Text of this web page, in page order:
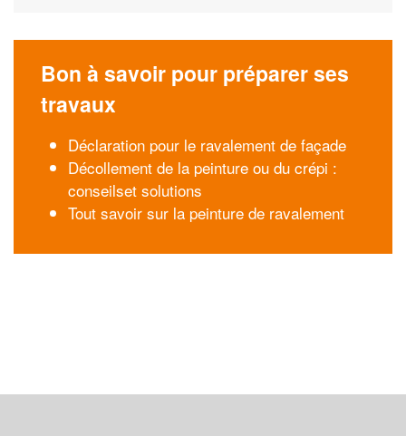
Bon à savoir pour préparer ses
travaux
Déclaration pour le ravalement de façade
Décollement de la peinture ou du crépi :
conseilset solutions
Tout savoir sur la peinture de ravalement